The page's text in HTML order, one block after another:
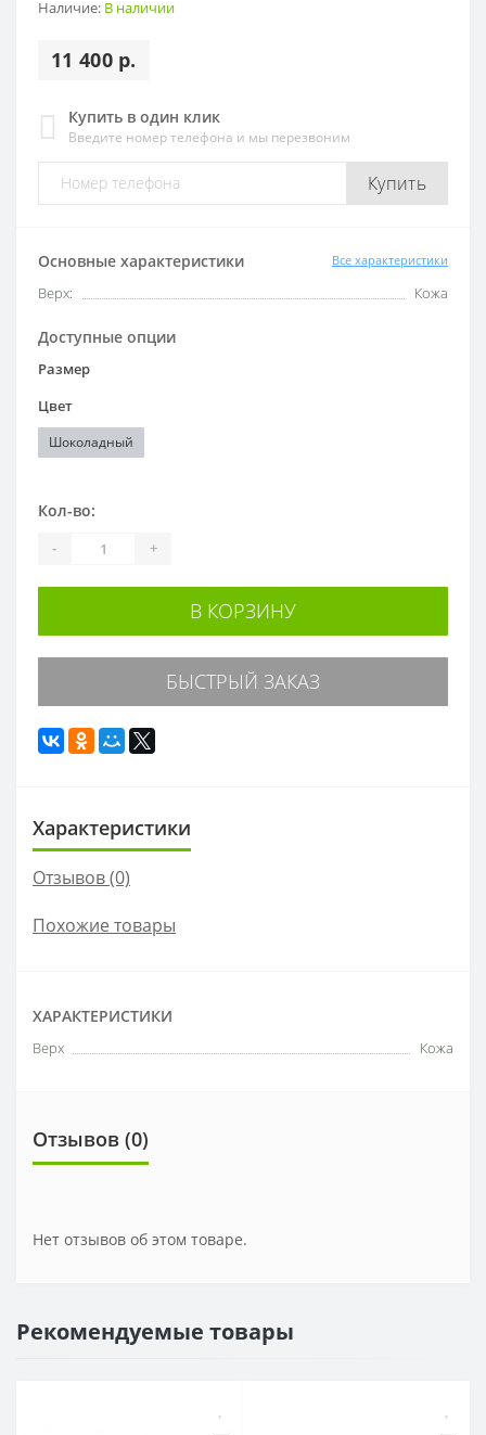
Наличие: В наличии
11 400 р.
Купить в один клик
Введите номер телефона и мы перезвоним
Купить
Основные характеристики Все характеристики
Верх: Кожа
Доступные опции
Размер
Цвет
Шоколадный
Кол-во:
- +
В КОРЗИНУ
БЫСТРЫЙ ЗАКАЗ
Характеристики
Отзывов (0)
Похожие товары
ХАРАКТЕРИСТИКИ
Верх Кожа
Отзывов (0)
Нет отзывов об этом товаре.
Рекомендуемые товары